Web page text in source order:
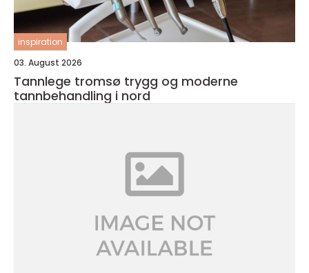
inspiration
03. August 2026
Tannlege tromsø trygg og moderne
tannbehandling i nord